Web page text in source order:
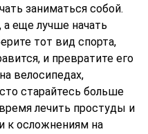
заниматься собой.
а еще лучше начать
тот вид спорта,
и превратите его
велосипедах,
старайтесь больше
лечить простуды и
к осложнениям на